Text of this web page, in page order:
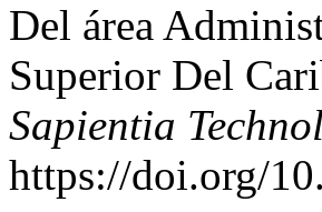
Del área
Superior Del
Sapientia
https://doi.org/